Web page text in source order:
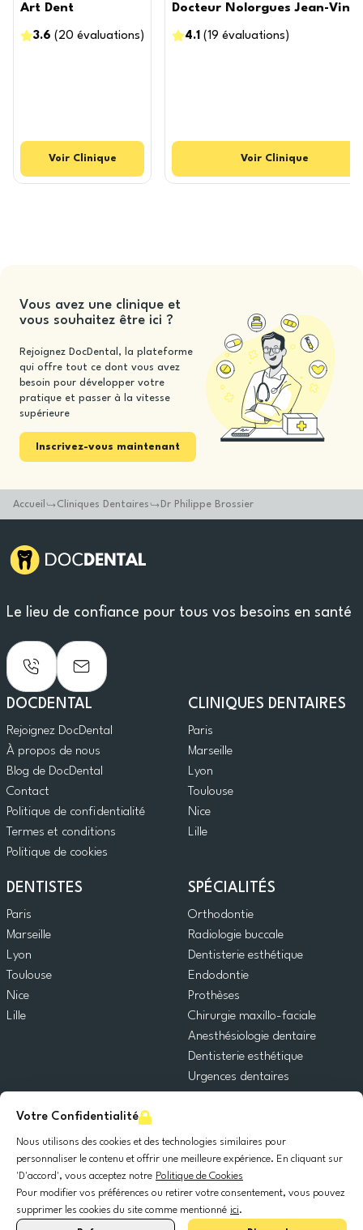
Votre Confidentialité
Nous utilisons des cookies et des technologies similaires pour
personnaliser le contenu et offrir une meilleure expérience. En cliquant sur
'D'accord', vous acceptez notre Politique de Cookies
Pour modifier vos préférences ou retirer votre consentement, vous pouvez
supprimer les cookies du site comme mentionné ici.
Art Dent
3.6 ( 20 évaluations )
Voir Clinique
Docteur Nolorgues Jean-
4.1 (19 évaluations )
Voir Clinique
Vous avez une clinique et
vous souhaitez être ici ?
Rejoignez DocDental, la plateforme
qui offre tout ce dont vous avez
besoin pour développer votre
pratique et passer à la vitesse
supérieure
Inscrivez-vous maintenant
Accueil Cliniques Dentaires Dr Philippe Brossier
Le lieu de confiance pour tous vos besoins en santé
DOCDENTAL
Rejoignez DocDental
À propos de nous
Blog de DocDental
Contact
Politique de confidentialité
Termes et conditions
Politique de cookies
CLINIQUES DENTAIRES
Paris
Marseille
Lyon
Toulouse
Nice
Lille
DENTISTES
Paris
Marseille
Lyon
Toulouse
Nice
Lille
SPÉCIALITÉS
Orthodontie
Radiologie buccale
Dentisterie esthétique
Endodontie
Prothèses
Chirurgie maxillo-faciale
Anesthésiologie dentaire
Dentisterie esthétique
Urgences dentaires
Chirurgie orale
Implantologie dentaire
Parodontie
© 2025 DocDental. Tous les droits réservés.